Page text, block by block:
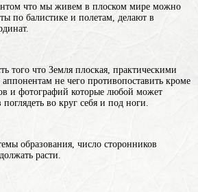
что мы живем в плоском мире можно
по балистике и полетам, делают в
того что Земля плоская, практическими
не чего противопоставить кроме
и фотографий которые любой может
во круг себя и под ноги.
образования, число сторонников
расти.